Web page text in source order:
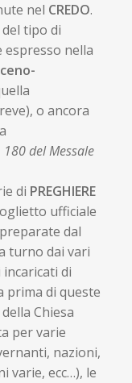
nel CREDO.
tipo di
espresso nella
o ancora
180 del Messale
di PREGHIERE
ufficiale
dal
turno dai vari
di
prima di queste
Chiesa
per varie
nazioni,
varie, ecc…), le